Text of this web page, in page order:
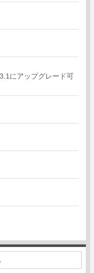
にアップグレード可